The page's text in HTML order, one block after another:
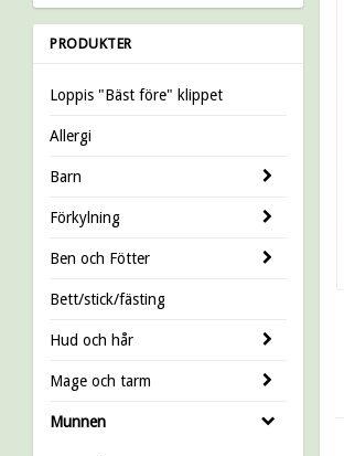
PRODUKTER
Loppis "Bäst före" klippet
Allergi
Barn
Förkylning
Ben och Fötter
Bett/stick/fästing
Hud och hår
Mage och tarm
Munnen